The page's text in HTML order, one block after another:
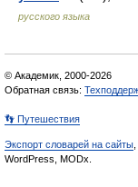
русского языка
© Академик, 2000-2026
Обратная связь:
👣 Путешествия
Экспорт словарей на сайты
WordPress, MODx.